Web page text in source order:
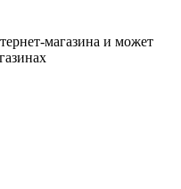
магазина и может